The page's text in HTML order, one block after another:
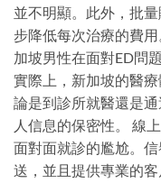
並不明顯。此外，批
步降低每次治療的費
加坡男性在面對ED問
實際上，新加坡的醫
論是到診所就醫還是
人信息的保密性。 線
面對面就診的尷尬。
送，並且提供專業的